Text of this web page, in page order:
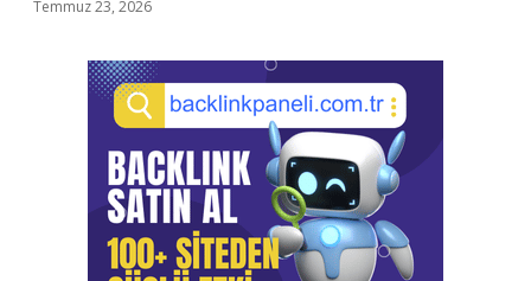
Temmuz 23, 2026